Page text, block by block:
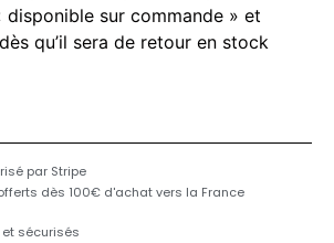
disponible sur commande » et
qu’il sera de retour en stock
par Stripe
dès 100€ d'achat vers la France
sécurisés